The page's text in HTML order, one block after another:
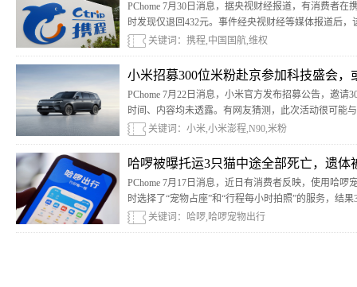
PChome 7月30日消息，据央视财经报道，有消费者
时发现仅退回432元。事件经央视财经等媒体报道后
关键词：携程,中国国航,维权
小米招募300位米粉赴京参加科技盛会，
PChome 7月22日消息，小米官方发布招募公告，邀请
时间、内容均未透露。有网友猜测，此次活动很可能
关键词：小米,小米澎程,N90,米粉
哈啰被曝托运3只猫中途全部死亡，遗体
PChome 7月17日消息，近日有消费者反映，使用哈
时选择了“宠物占座”和“行程每小时拍照”的服务，结
路服务区。
关键词：哈啰,哈啰宠物出行